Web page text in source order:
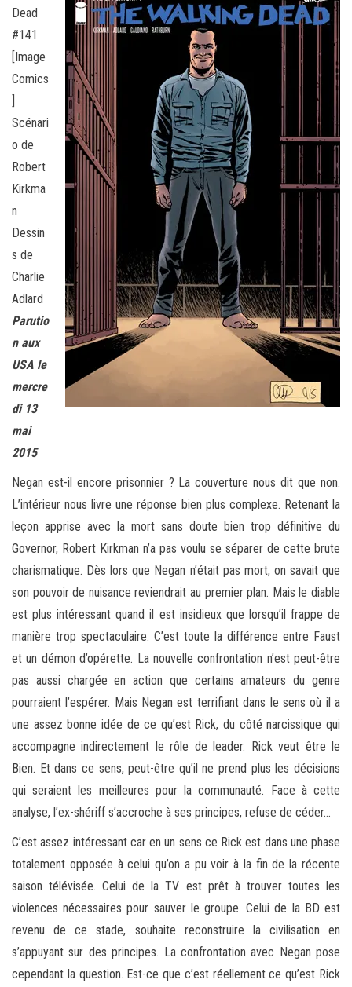
Dead
#141
[Image
Comics
]
Scénari
o de
Robert
Kirkma
n
Dessin
s de
Charlie
Adlard
Parutio
n aux
USA le
mercre
di 13
mai
2015
Negan est-il encore prisonnier ? La couverture nous dit que non.
L’intérieur nous livre une réponse bien plus complexe. Retenant la
leçon apprise avec la mort sans doute bien trop définitive du
Governor, Robert Kirkman n’a pas voulu se séparer de cette brute
charismatique. Dès lors que Negan n’était pas mort, on savait que
son pouvoir de nuisance reviendrait au premier plan. Mais le diable
est plus intéressant quand il est insidieux que lorsqu’il frappe de
manière trop spectaculaire. C’est toute la différence entre Faust
et un démon d’opérette. La nouvelle confrontation n’est peut-être
pas aussi chargée en action que certains amateurs du genre
pourraient l’espérer. Mais Negan est terrifiant dans le sens où il a
une assez bonne idée de ce qu’est Rick, du côté narcissique qui
accompagne indirectement le rôle de leader. Rick veut être le
Bien. Et dans ce sens, peut-être qu’il ne prend plus les décisions
qui seraient les meilleures pour la communauté. Face à cette
analyse, l’ex-shériff s’accroche à ses principes, refuse de céder…
C’est assez intéressant car en un sens ce Rick est dans une phase
totalement opposée à celui qu’on a pu voir à la fin de la récente
saison télévisée. Celui de la TV est prêt à trouver toutes les
violences nécessaires pour sauver le groupe. Celui de la BD est
revenu de ce stade, souhaite reconstruire la civilisation en
s’appuyant sur des principes. La confrontation avec Negan pose
cependant la question. Est-ce que c’est réellement ce qu’est Rick